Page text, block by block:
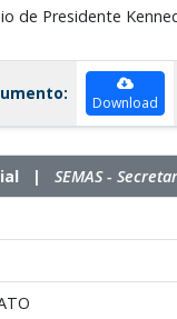
de Presidente
Download
| SEMAS -